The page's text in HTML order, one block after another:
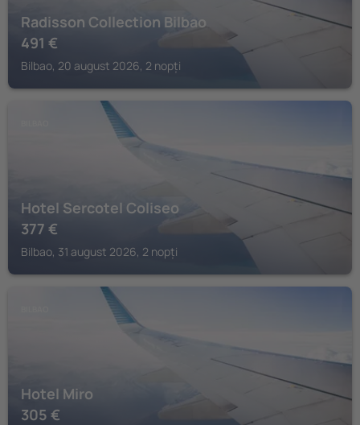
Radisson Collection Bilbao
491 €
Bilbao, 20 august 2026, 2 nopți
Hotel Sercotel Coliseo
377 €
Bilbao, 31 august 2026, 2 nopți
Hotel Miro
305 €